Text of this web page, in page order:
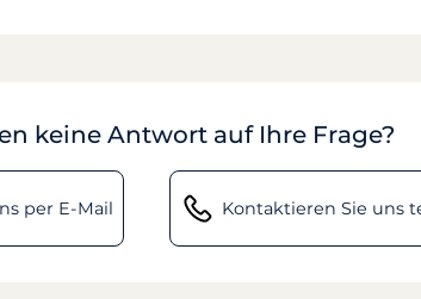
keine Antwort auf Ihre Frage?
per E-Mail Kontaktieren Sie uns